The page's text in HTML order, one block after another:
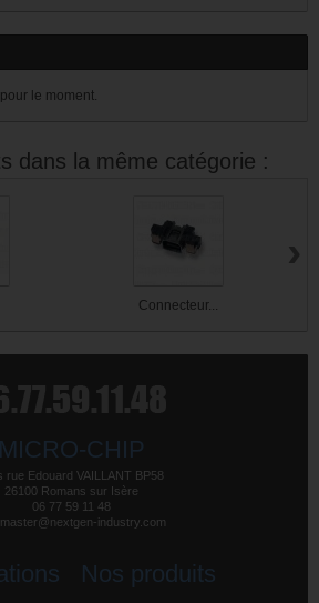
le moment.
dans la même catégorie :
Connecteur...
›
MICRO-CHIP
rue Edouard VAILLANT BP58
26100 Romans sur Isère
06 77 59 11 48
industry.com
Nos produits